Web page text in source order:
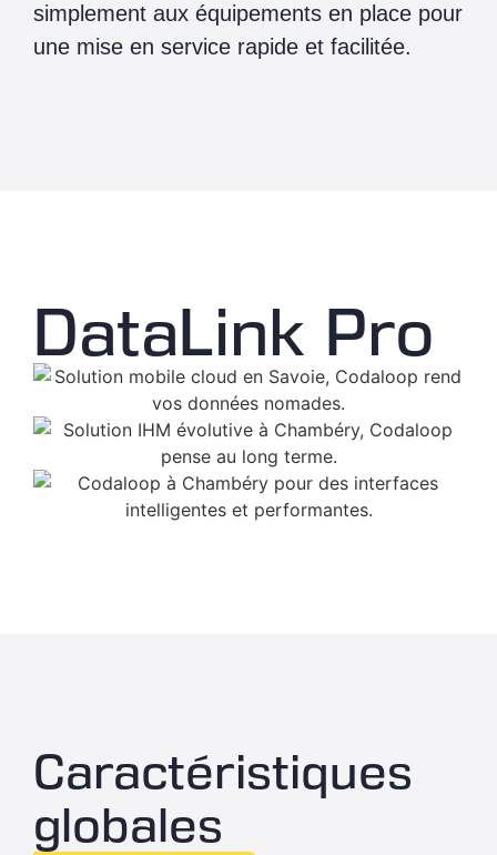
simplement aux équipements en place pour
une mise en service rapide et facilitée.
DataLink Pro
Caractéristiques
globales